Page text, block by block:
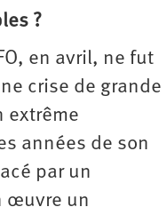
?
en avril, ne fut
crise de grande
extrême
années de son
par un
œuvre un